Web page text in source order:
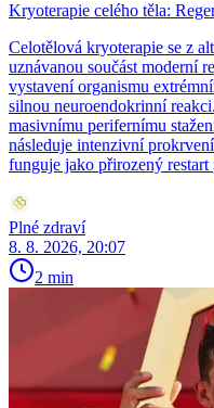
Kryoterapie celého těla:
Celotělová kryoterapie se z
uznávanou součást moderní
vystavení organismu
silnou neuroendokrinní
masivnímu perifernímu
následuje intenzivní
funguje jako přirozený
Plné zdraví
8. 8. 2026, 20:07
2 min